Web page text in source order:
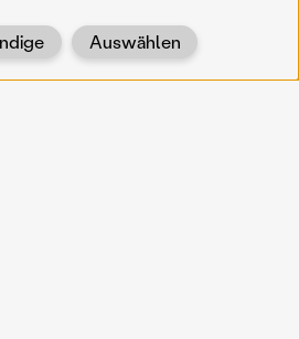
Zurück
Auswählen